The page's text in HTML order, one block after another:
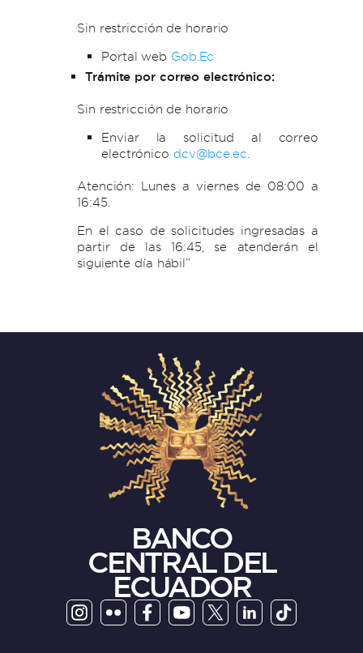
Sin restricción de horario
Portal web Gob.Ec
Trámite por correo electrónico:
Sin restricción de horario
Enviar la solicitud al correo
electrónico dcv@bce.ec.
Atención: Lunes a viernes de 08:00 a
16:45.
En el caso de solicitudes ingresadas a
partir de las 16:45, se atenderán el
siguiente día hábil”
BANCO
CENTRAL DEL
ECUADOR